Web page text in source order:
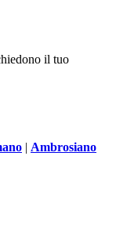
il tuo
| Ambrosiano